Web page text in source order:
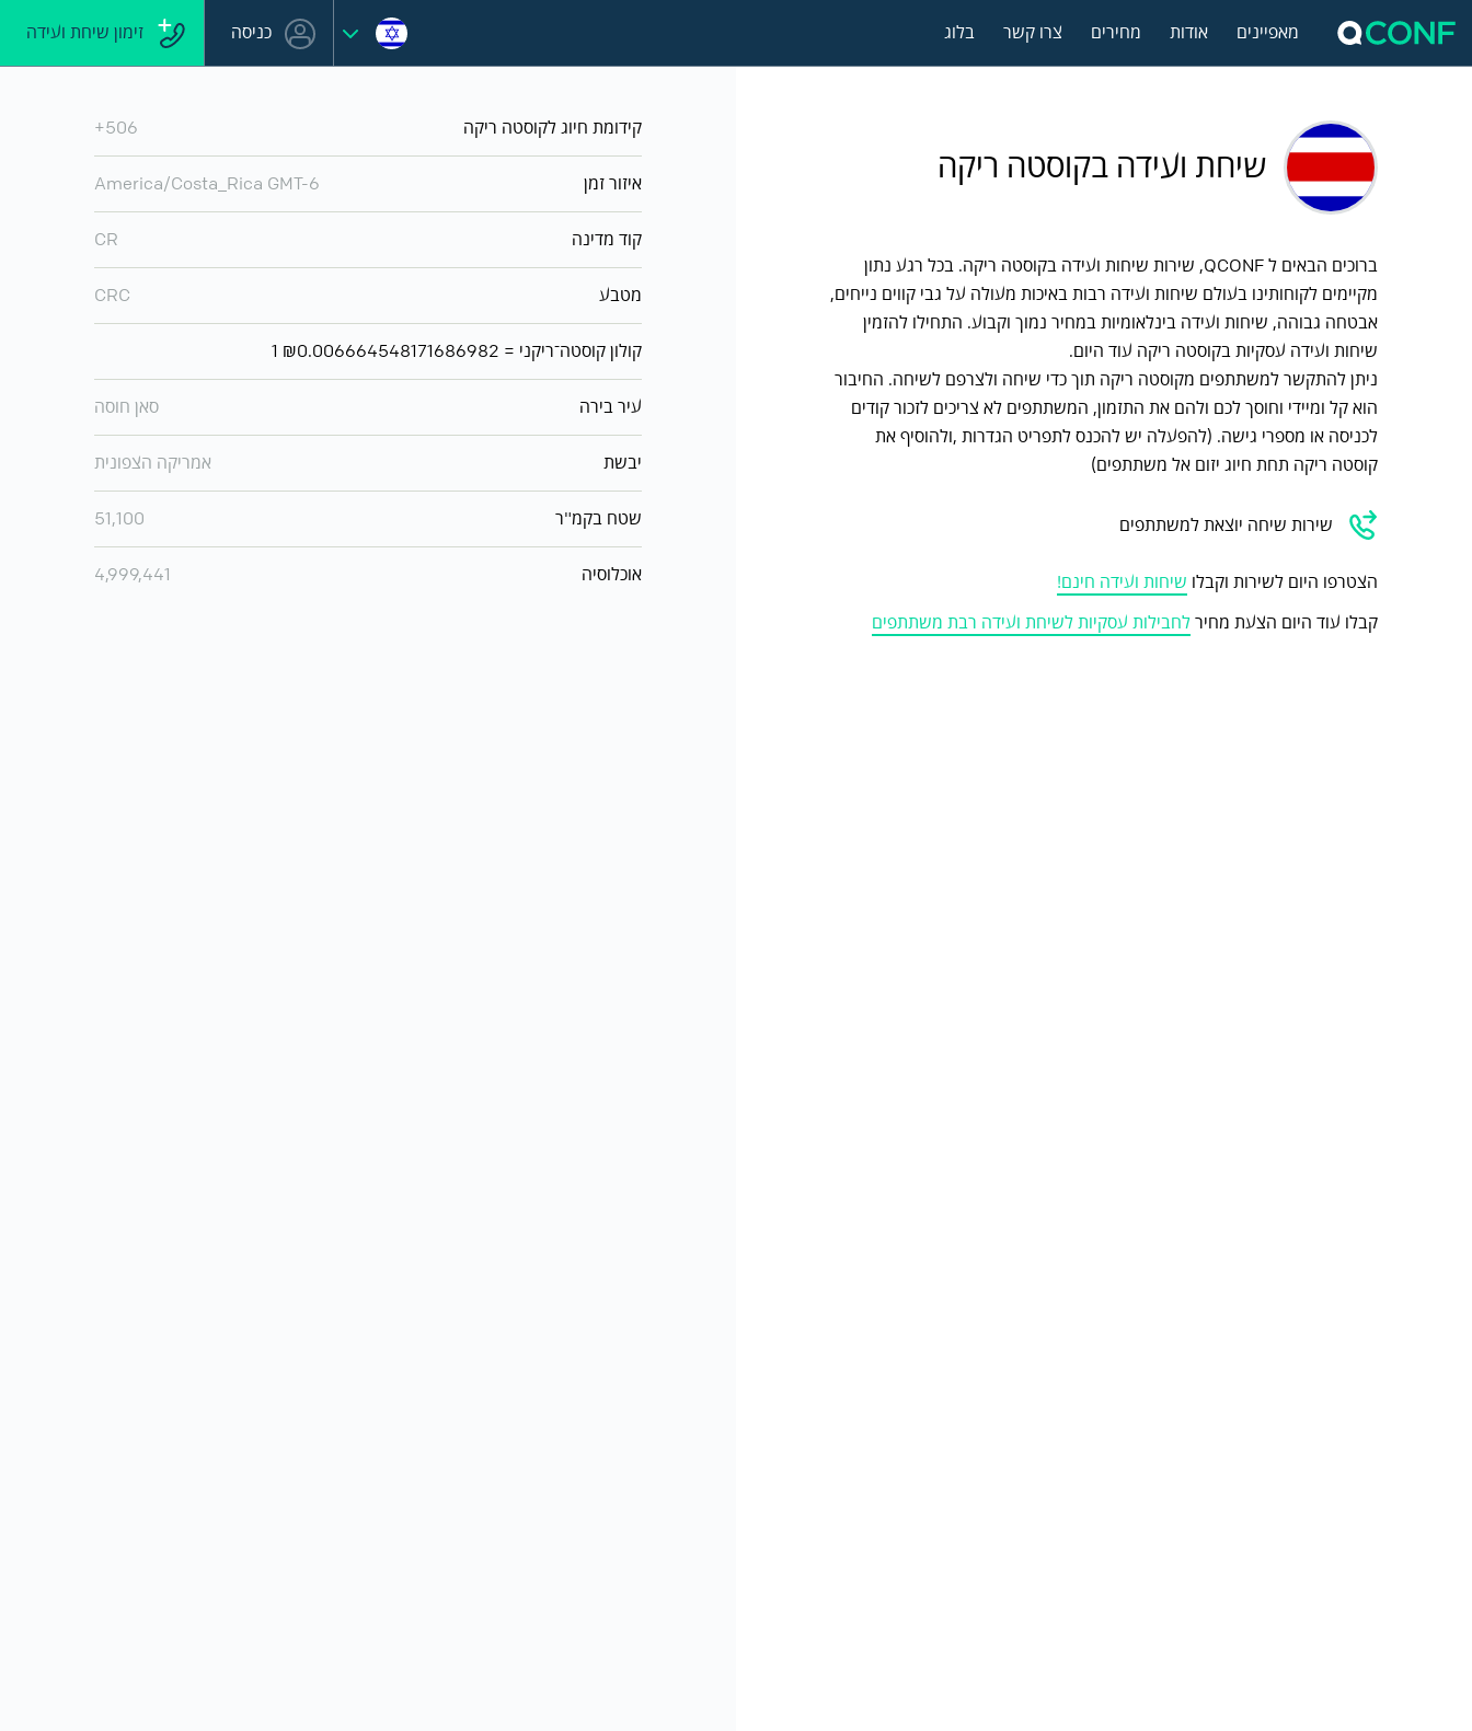
מאפיינים אודות מחירים צרו קשר בלוג כניסה זימון שיחת ועידה
שיחת ועידה בקוסטה ריקה
ברוכים הבאים ל QCONF, שירות שיחות ועידה בקוסטה ריקה. בכל רגע נתון
מקיימים לקוחותינו בעולם שיחות ועידה רבות באיכות מעולה על גבי קווים נייחים,
אבטחה גבוהה, שיחות ועידה בינלאומיות במחיר נמוך וקבוע. התחילו להזמין
שיחות ועידה עסקיות בקוסטה ריקה עוד היום.
ניתן להתקשר למשתתפים מקוסטה ריקה תוך כדי שיחה ולצרפם לשיחה. החיבור
הוא קל ומיידי וחוסך לכם ולהם את התזמון, המשתתפים לא צריכים לזכור קודים
לכניסה או מספרי גישה. (להפעלה יש להכנס לתפריט הגדרות ,ולהוסיף את
קוסטה ריקה תחת חיוג יזום אל משתתפים)
שירות שיחה יוצאת למשתתפים
הצטרפו היום לשירות וקבלו שיחות ועידה חינם!
קבלו עוד היום הצעת מחירלחבילות עסקיות לשיחת ועידה רבת משתתפים
קידומת חיוג לקוסטה ריקה +506
איזור זמן America/Costa_Rica GMT-6
קוד מדינה CR
מטבע CRC
1 קולון קוסטה־ריקני = ₪0.006664548171686982
עיר בירה סאן חוסה
יבשת אמריקה הצפונית
שטח בקמ"ר 51,100
אוכלוסיה 4,999,441